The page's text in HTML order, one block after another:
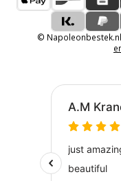
©